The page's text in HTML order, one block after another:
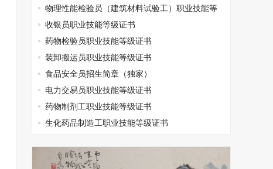
物理性能检验员（建筑材料试验工）职业技能等
级证书
收银员职业技能等级证书
药物检验员职业技能等级证书
装卸搬运员职业技能等级证书
食品安全员招生简章（独家）
电力交易员职业技能等级证书
药物制剂工职业技能等级证书
生化药品制造工职业技能等级证书